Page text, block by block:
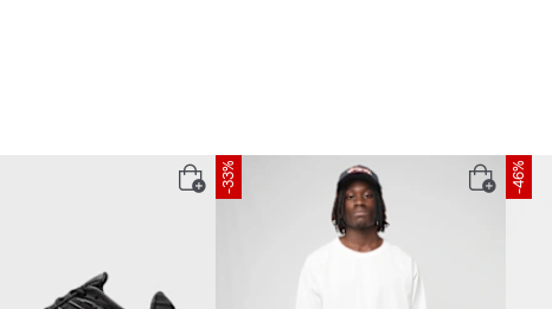
-33% -46%